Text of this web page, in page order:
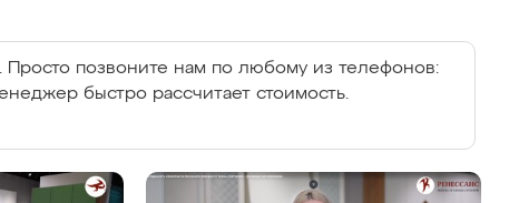
позвоните нам по любому из телефонов:
быстро рассчитает стоимость.